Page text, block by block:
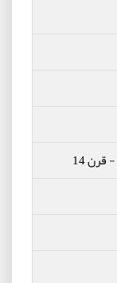
-قرن 14